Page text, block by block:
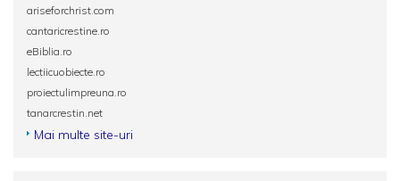
ariseforchrist.com
cantaricrestine.ro
eBiblia.ro
lectiicuobiecte.ro
proiectulimpreuna.ro
tanarcrestin.net
Mai multe site-uri